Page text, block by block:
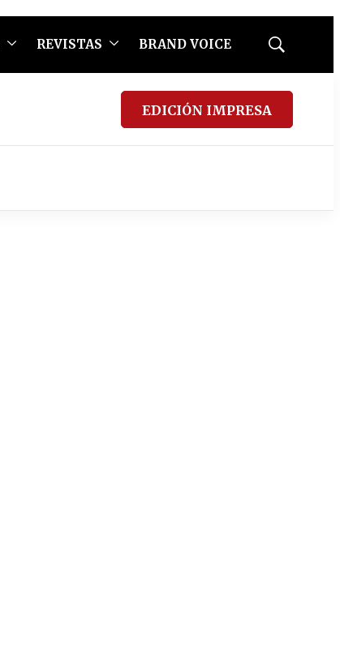
REVISTAS BRAND VOICE
Mostrar
EDICIÓN IMPRESA